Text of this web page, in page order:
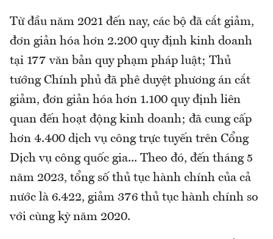
Từ đầu năm 2021 đến nay, các bộ đã cắt giảm,
đơn giản hóa hơn 2.200 quy định kinh doanh
tại 177 văn bản quy phạm pháp luật; Thủ
tướng Chính phủ đã phê duyệt phương án cắt
giảm, đơn giản hóa hơn 1.100 quy định liên
quan đến hoạt động kinh doanh; đã cung cấp
hơn 4.400 dịch vụ công trực tuyến trên Cổng
Dịch vụ công quốc gia... Theo đó, đến tháng 5
năm 2023, tổng số thủ tục hành chính của cả
nước là 6.422, giảm 376 thủ tục hành chính so
với cùng kỳ năm 2020.